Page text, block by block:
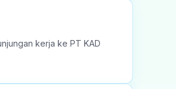
kerja ke PT KAD